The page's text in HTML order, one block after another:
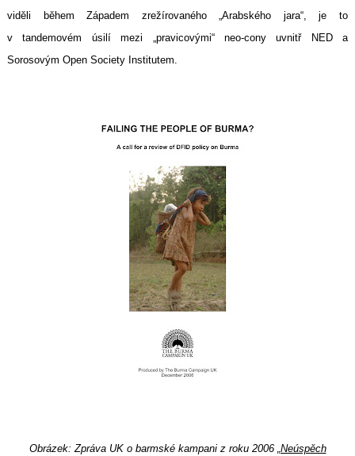
viděli během Západem zrežírovaného „Arabského jara“, je to
v tandemovém úsilí mezi „pravicovými“ neo-cony uvnitř NED a
Sorosovým Open Society Institutem.
Obrázek: Zpráva UK o barmské kampani z roku 2006 „Neúspěch